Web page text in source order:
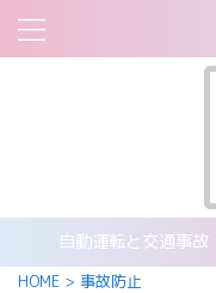
自動運転と交通事故
HOME > 事故防止